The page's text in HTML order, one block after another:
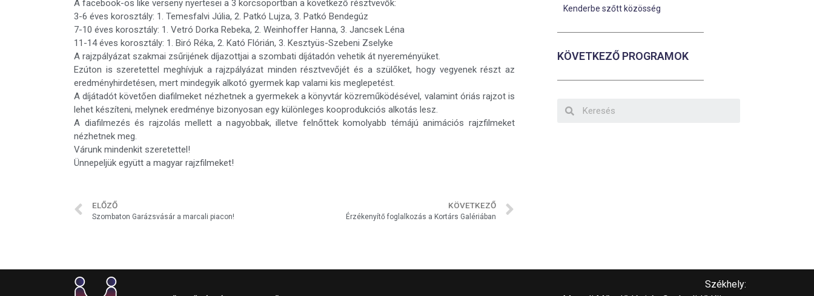
A facebook-os like verseny nyertesei a 3 korcsoportban a következő résztvevők:
3-6 éves korosztály: 1. Temesfalvi Júlia, 2. Patkó Lujza, 3. Patkó Bendegúz
7-10 éves korosztály: 1. Vetró Dorka Rebeka, 2. Weinhoffer Hanna, 3. Jancsek Léna
11-14 éves korosztály: 1. Biró Réka, 2. Kató Flórián, 3. Kesztyüs-Szebeni Zselyke
A rajzpályázat szakmai zsűrijének díjazottjai a szombati díjátadón vehetik át nyereményüket.
Ezúton is szeretettel meghívjuk a rajzpályázat minden résztvevőjét és a szülőket, hogy vegyenek részt az
eredményhirdetésen, mert mindegyik alkotó gyermek kap valami kis meglepetést.
A díjátadót követően diafilmeket nézhetnek a gyermekek a könyvtár közreműködésével, valamint óriás rajzot is
lehet készíteni, melynek eredménye bizonyosan egy különleges kooprodukciós alkotás lesz.
A diafilmezés és rajzolás mellett a nagyobbak, illetve felnőttek komolyabb témájú animációs rajzfilmeket
nézhetnek meg.
Várunk mindenkit szeretettel!
Ünnepeljük együtt a magyar rajzfilmeket!
ELŐZŐ
Szombaton Garázsvásár a marcali piacon!
KÖVETKEZŐ
Érzékenyítő foglalkozás a Kortárs Galériában
Kenderbe szőtt közösség
KÖVETKEZŐ PROGRAMOK
Székhely: